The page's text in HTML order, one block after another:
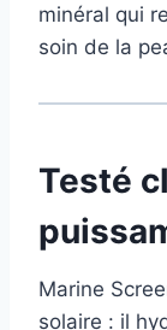
minéral qui
soin de la
Testé
Marine
solaire : il